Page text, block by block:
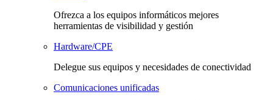
Ofrezca a los equipos informáticos mejores
herramientas de visibilidad y gestión
Hardware/CPE
Delegue sus equipos y necesidades de conectividad
Comunicaciones unificadas